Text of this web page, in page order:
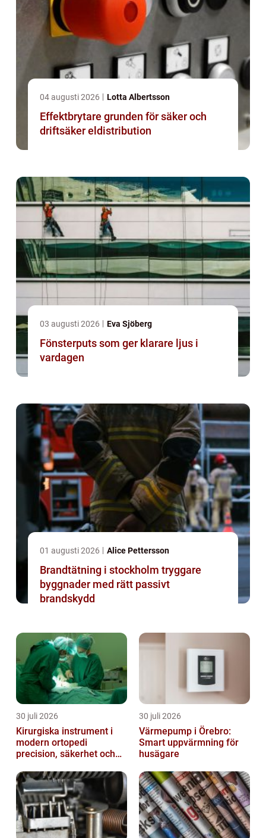
04 augusti 2026 Lotta Albertsson
Effektbrytare grunden för säker och
driftsäker eldistribution
03 augusti 2026 Eva Sjöberg
Fönsterputs som ger klarare ljus i
vardagen
01 augusti 2026 Alice Pettersson
Brandtätning i stockholm tryggare
byggnader med rätt passivt
brandskydd
30 juli 2026
Kirurgiska instrument i
modern ortopedi
precision, säkerhet och
30 juli 2026
Värmepump i Örebro:
Smart uppvärmning för
husägare